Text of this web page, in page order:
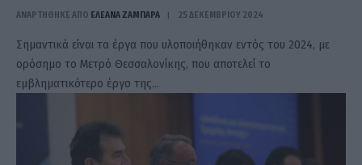
ΑΝΑΡΤΗΘΗΚΕ ΑΠΟ ΕΛΕΑΝΑ ΖΑΜΠΑΡΑ 25 ΔΕΚΕΜΒΡΊΟΥ 2024
Σημαντικά είναι τα έργα που υλοποιήθηκαν εντός του 2024, με
ορόσημο το Μετρό Θεσσαλονίκης, που αποτελεί το
εμβληματικότερο έργο της…